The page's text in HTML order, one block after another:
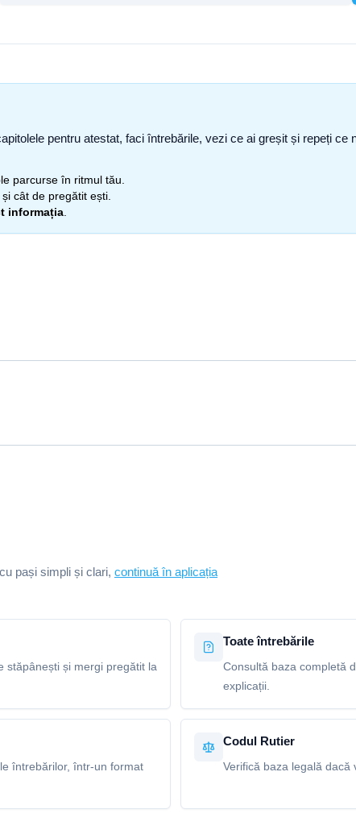
pentru atestat, faci întrebările, vezi ce ai greșit și repeți
parcurse în ritmul tău.
cât de pregătit ești.
informația
pași simpli și clari, continuă în aplicația
stăpânești și mergi pregătit la
Toate întrebările
Consultă baza completă
explicații.
întrebărilor, într-un format
Codul Rutier
Verifică baza legală dacă